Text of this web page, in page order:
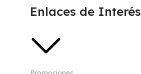
Enlaces de Interés